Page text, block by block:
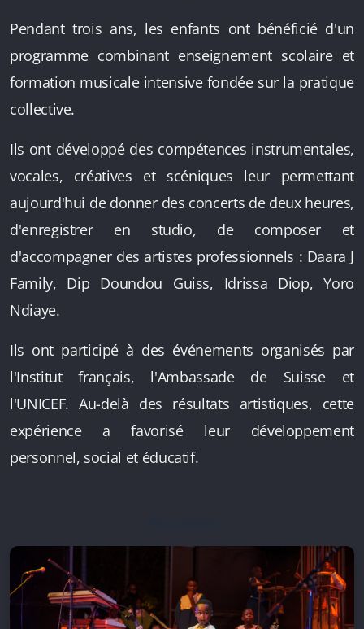
Pendant trois ans, les enfants ont bénéficié d'un
programme combinant enseignement scolaire et
formation musicale intensive fondée sur la pratique
collective.
Ils ont développé des compétences instrumentales,
vocales, créatives et scéniques leur permettant
aujourd'hui de donner des concerts de deux heures,
d'enregistrer en studio, de composer et
d'accompagner des artistes professionnels : Daara J
Family, Dip Doundou Guiss, Idrissa Diop, Yoro
Ndiaye.
Ils ont participé à des événements organisés par
l'Institut français, l'Ambassade de Suisse et
l'UNICEF. Au-delà des résultats artistiques, cette
expérience a favorisé leur développement
personnel, social et éducatif.